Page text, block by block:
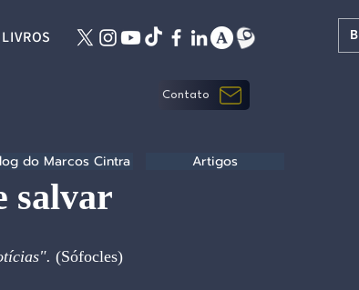
LIVROS
Contato
salvar
(Sófocles)
do Marcos Cintra Artigos